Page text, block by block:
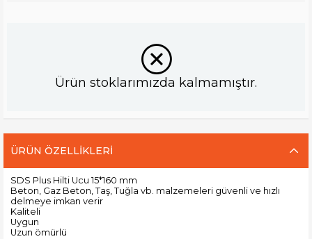
Ürün stoklarımızda kalmamıştır.
ÜRÜN ÖZELLIKLERI
SDS Plus Hilti Ucu 15*160 mm
Beton, Gaz Beton, Taş, Tuğla vb. malzemeleri güvenli ve hızlı
delmeye imkan verir
Kaliteli
Uygun
Uzun ömürlü